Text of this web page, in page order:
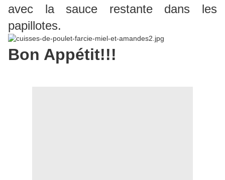
avec la sauce restante dans les
papillotes.
Bon Appétit!!!